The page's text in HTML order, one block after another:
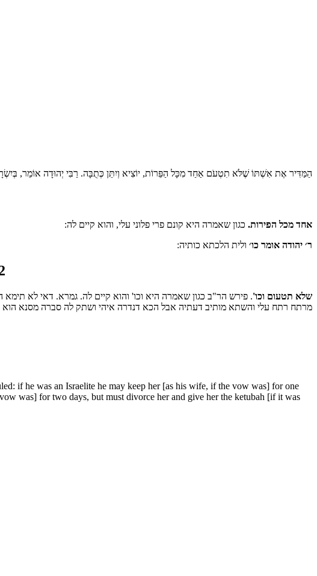
הַמַּדִּיר אֶת אִשְׁתּוֹ שֶׁלֹּא תִטְעֹם אַחַד מִכָּל הַפֵּרוֹת, יוֹצִיא וְיִתֵּן כְּתֻבָּה. רַבִּי יְהוּדָה אוֹמֵר,
אחד מכל הפירות. כגון שאמרה היא קונם פרי פלוני עלי, והוא קיים לה:
ר׳ יהודה אומר כו׳ ולית הלכתא כותיה:
שלא תטעום וכו'. פירש הר"ב כגון שאמרה היא וכו' והוא קיים לה. גמרא. דאי לא תימא
מרתח רתח עלי והשתא מותיב דעתיה אבל הכא דנדרה איהי ושתק לה סברה מסנא הוא
if he was an Israelite he may keep her [as his wife, if the vow was] for one
was] for two days, but must divorce her and give her the ketubah [if it was